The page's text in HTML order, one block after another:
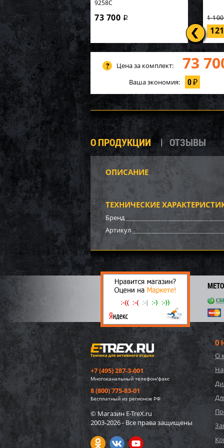
9258C
73 700 i 1
121
800i
80
841
600i
60
Цена за комплект: 73
Ваша экономия: 0₽
О ПРОДУКЦИИ ОТЗЫВЫ
ОПИСАНИЕ
ТЕХНИЧЕСКИЕ
Бренд
Артикул
+7 (495) 287-3-001
Многоканальный телефон/факс
8 (800) 775-83-01
Бесплатный из регионов РФ
© Магазин E-TreX.ru
2003-2026 - Все права защищены
О
О